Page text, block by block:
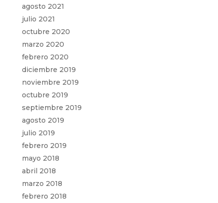
agosto 2021
julio 2021
octubre 2020
marzo 2020
febrero 2020
diciembre 2019
noviembre 2019
octubre 2019
septiembre 2019
agosto 2019
julio 2019
febrero 2019
mayo 2018
abril 2018
marzo 2018
febrero 2018